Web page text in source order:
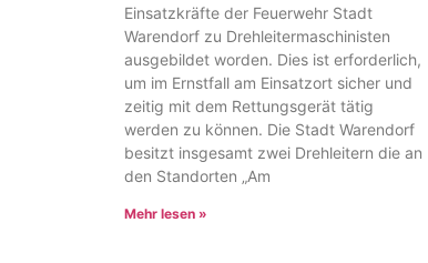
Einsatzkräfte der Feuerwehr Stadt
Warendorf zu Drehleitermaschinisten
ausgebildet worden. Dies ist erforderlich,
um im Ernstfall am Einsatzort sicher und
zeitig mit dem Rettungsgerät tätig
werden zu können. Die Stadt Warendorf
besitzt insgesamt zwei Drehleitern die an
den Standorten „Am
Mehr lesen »